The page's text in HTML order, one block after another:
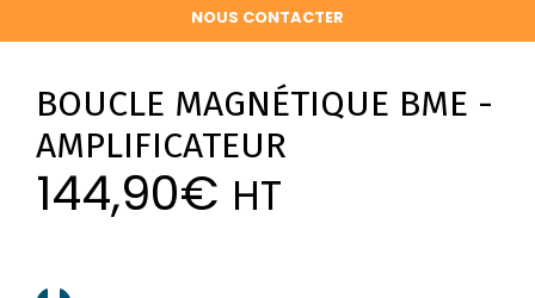
NOUS CONTACTER
BOUCLE MAGNÉTIQUE BME -
AMPLIFICATEUR
144,90€ HT